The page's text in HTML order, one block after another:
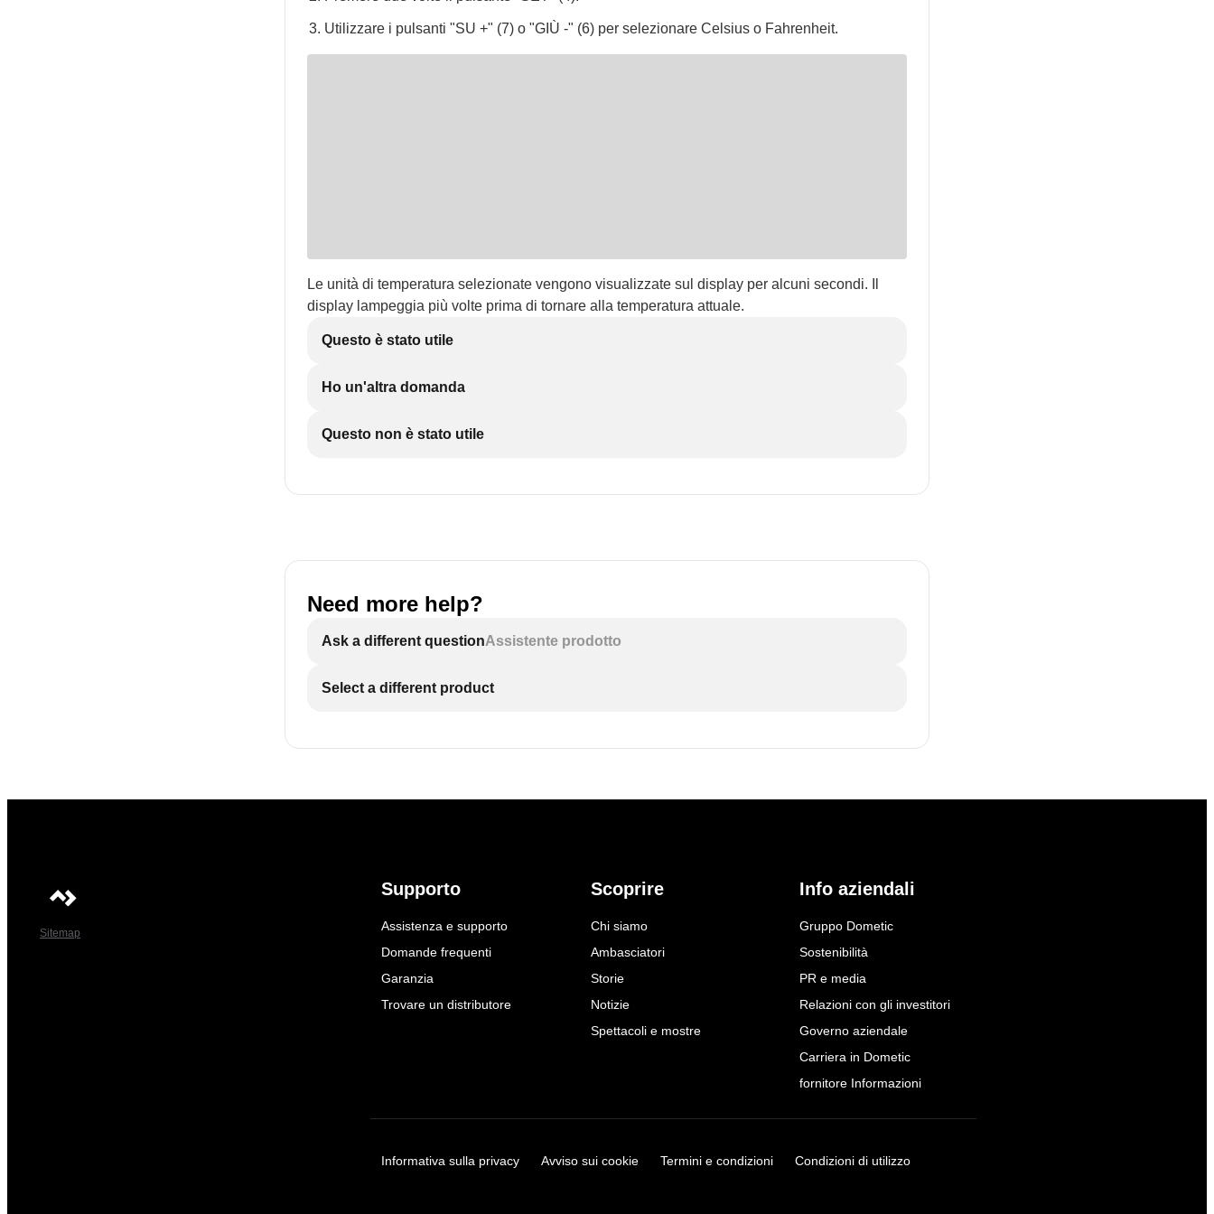
Utilizzare i pulsanti "SU +" (7) o "GIÙ -" (6) per selezionare Celsius o Fahrenheit.
Le unità di temperatura selezionate vengono visualizzate sul display per alcuni secondi. Il
display lampeggia più volte prima di tornare alla temperatura attuale.
Questo è stato utile
Ho un'altra domanda
Questo non è stato utile
Need more help?
Ask a different questionAssistente prodotto
Select a different product
Sitemap
Supporto
Assistenza e supporto
Domande frequenti
Garanzia
Trovare un distributore
Scoprire
Chi siamo
Ambasciatori
Storie
Notizie
Spettacoli e mostre
Info aziendali
Gruppo Dometic
Sostenibilità
PR e media
Relazioni con gli investitori
Governo aziendale
Carriera in Dometic
fornitore Informazioni
Informativa sulla privacy Avviso sui cookie Termini e condizioni Condizioni di utilizzo